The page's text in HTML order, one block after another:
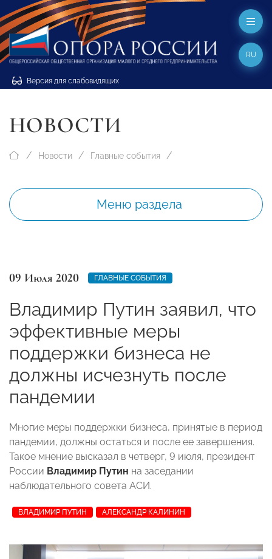
Версия для слабовидящих
RU
НОВОСТИ
Новости Главные события
Меню раздела
09 Июля 2020 ГЛАВНЫЕ СОБЫТИЯ
Владимир Путин заявил, что
эффективные меры
поддержки бизнеса не
должны исчезнуть после
пандемии
Многие меры поддержки бизнеса, принятые в период
пандемии, должны остаться и после ее завершения.
Такое мнение высказал в четверг, 9 июля, президент
России Владимир Путин на заседании
наблюдательного совета АСИ.
ВЛАДИМИР ПУТИН АЛЕКСАНДР КАЛИНИН